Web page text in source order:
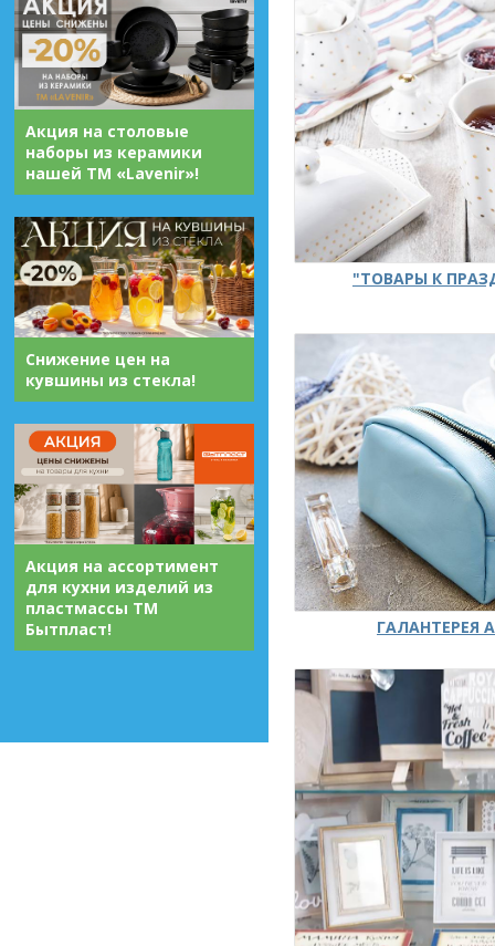
Акция на столовые
наборы из керамики
нашей ТМ «Lavenir»!
Снижение цен на
кувшины из стекла!
Акция на ассортимент
для кухни изделий из
пластмассы ТМ
Бытпласт!
"ТОВАРЫ К
ГАЛАНТЕРЕЯ